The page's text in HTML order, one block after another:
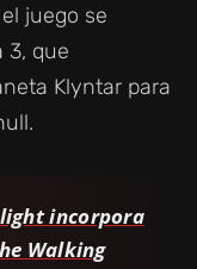
juego se
3, que
Klyntar para
incorpora
Walking